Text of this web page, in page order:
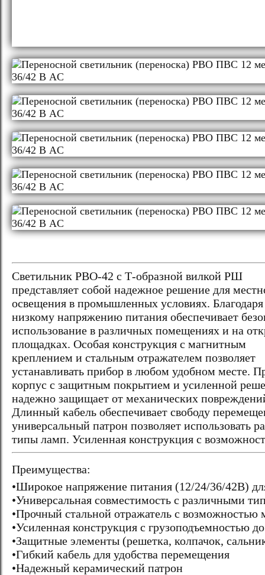
Светильник РВО-42 с Т-образной вилкой РШ
представляет собой надежное решение для
освещения в промышленных условиях. Благодаря
низкому напряжению питания обеспечивает
использование в различных помещениях и на
площадках. Особая конструкция с магнитным
креплением и стальным отражателем позволяет
устанавливать прибор в любом удобном месте.
корпус с защитным покрытием и усиленной
надежно защищает от механических
Длинный кабель обеспечивает свободу
универсальный патрон позволяет использовать
типы ламп. Усиленная конструкция с
Преимущества:
•Широкое напряжение питания (12/24/36/42В)
•Универсальная совместимость с различными
•Прочный стальной отражатель с возможностью
•Усиленная конструкция с грузоподъемностью
•Защитные элементы (решетка, колпачок,
•Гибкий кабель для удобства перемещения
•Надежный керамический патрон